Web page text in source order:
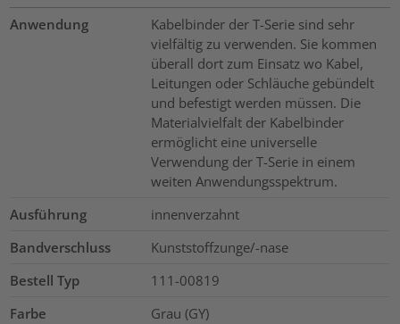
Anwendung
Kabelbinder der T-Serie sind sehr
vielfältig zu verwenden. Sie kommen
überall dort zum Einsatz wo Kabel,
Leitungen oder Schläuche gebündelt
und befestigt werden müssen. Die
Materialvielfalt der Kabelbinder
ermöglicht eine universelle
Verwendung der T-Serie in einem
weiten Anwendungsspektrum.
Ausführung
innenverzahnt
Bandverschluss
Kunststoffzunge/-nase
Bestell Typ
111-00819
Farbe
Grau (GY)